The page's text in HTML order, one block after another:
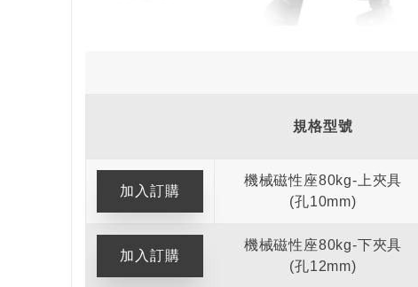
規格型號
機械磁性座80kg-上夾具
(孔10mm)
機械磁性座80kg-下夾具
(孔12mm)